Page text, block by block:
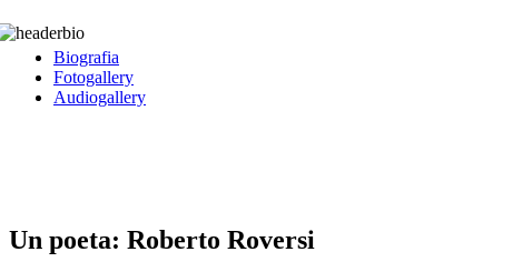
Biografia
Fotogallery
Audiogallery
Un poeta: Roberto Roversi